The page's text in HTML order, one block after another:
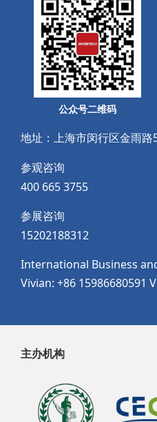
公众号二维码
地址：上海市闵行区金雨
参观咨询
400 665 3755
参展咨询
15202188312
International Business
Vivian: +86 15986680591
主办机构